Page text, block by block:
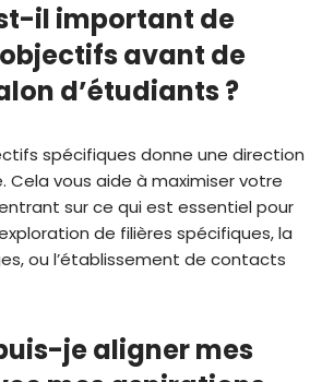
il important de
avant de
d’étudiants ?
spécifiques donne une direction
Cela vous aide à maximiser votre
sur ce qui est essentiel pour
de filières spécifiques, la
ou l’établissement de contacts
je aligner mes